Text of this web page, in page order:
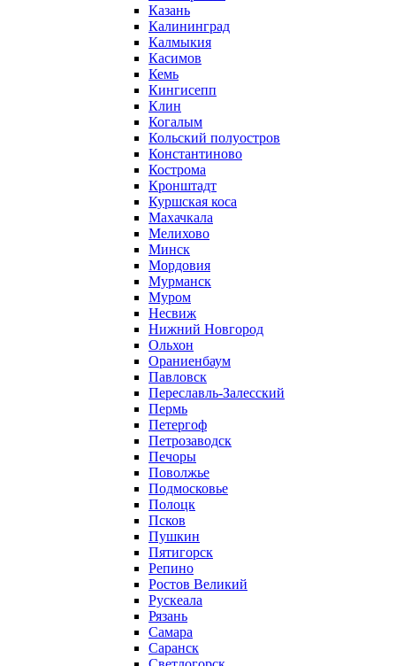
Казань
Калининград
Калмыкия
Касимов
Кемь
Кингисепп
Клин
Когалым
Кольский полуостров
Константиново
Кострома
Кронштадт
Куршская коса
Махачкала
Мелихово
Минск
Мордовия
Мурманск
Муром
Несвиж
Нижний Новгород
Ольхон
Ораниенбаум
Павловск
Переславль-Залесский
Пермь
Петергоф
Петрозаводск
Печоры
Поволжье
Подмосковье
Полоцк
Псков
Пушкин
Пятигорск
Репино
Ростов Великий
Рускеала
Рязань
Самара
Саранск